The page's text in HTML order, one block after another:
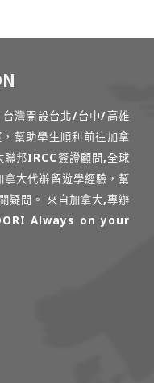
灣開設台北/台中/高雄
幫助學生順利前往加拿
聯邦IRCC簽證顧問,全球
大代辦留遊學經驗，幫
疑問。 來自加拿大,專辦
Always on your